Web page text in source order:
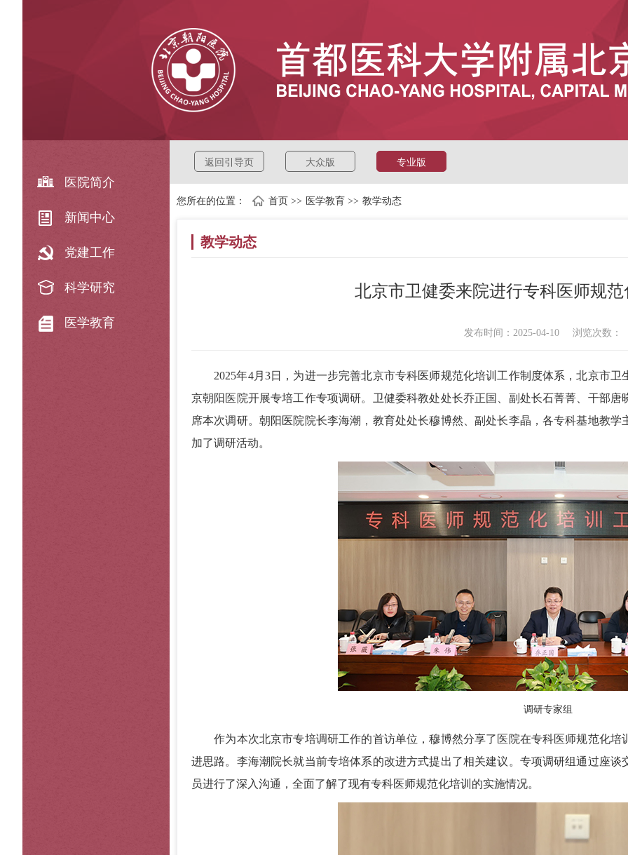
医院简介
新闻中心
党建工作
科学研究
医学教育
返回引导页 大众版 专业版
您所在的位置： 首页 >> 医学教育 >> 教学动态
教学动态
北京市卫健委来院进行专科医师规
发布时间：2025-04-10 浏览次数：
2025年4月3日，为进一步完善北京市专科医师规范化培训工作制度体系，北京市卫
京朝阳医院开展专培工作专项调研。卫健委科教处处长乔正国、副处长石菁菁、干部
席本次调研。朝阳医院院长李海潮，教育处处长穆博然、副处长李晶，各专科基地教
加了调研活动。
调研专家组
作为本次北京市专培调研工作的首访单位，穆博然分享了医院在专科医师规范化培
进思路。李海潮院长就当前专培体系的改进方式提出了相关建议。专项调研组通过座
员进行了深入沟通，全面了解了现有专科医师规范化培训的实施情况。